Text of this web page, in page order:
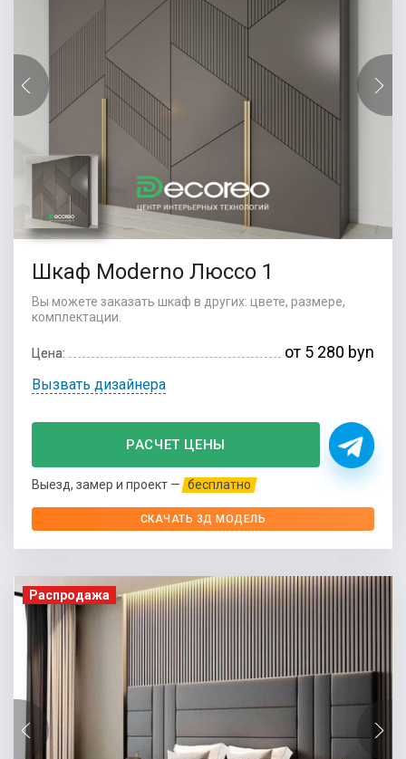
Шкаф Moderno Люссо 1
Вы можете заказать шкаф в других: цвете, размере,
комплектации.
Цена: от 5 280 byn
Вызвать дизайнера
РАСЧЕТ ЦЕНЫ
Выезд, замер и проект — бесплатно
СКАЧАТЬ 3Д МОДЕЛЬ
Распродажа